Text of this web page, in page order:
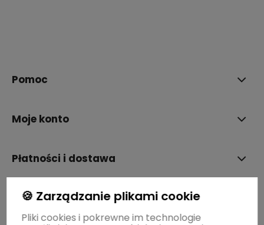
Pomoc
Moje konto
Płatności i dostawa
Informacje
🍪 Zarządzanie plikami cookie
Pliki cookies i pokrewne im technologie